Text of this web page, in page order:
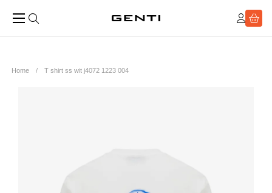
Home T shirt ss wit j4072 1223 004